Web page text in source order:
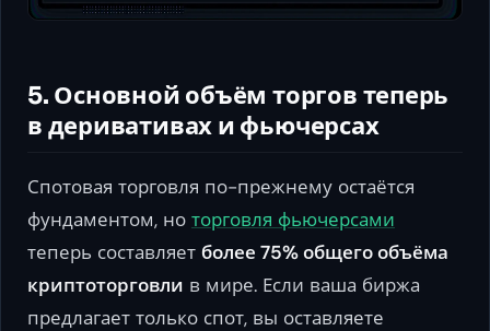
5. Основной объём торгов теперь
в деривативах и фьючерсах
Спотовая торговля по-прежнему остаётся
фундаментом, но торговля фьючерсами
теперь составляет более 75% общего объёма
криптоторговли в мире. Если ваша биржа
предлагает только спот, вы оставляете